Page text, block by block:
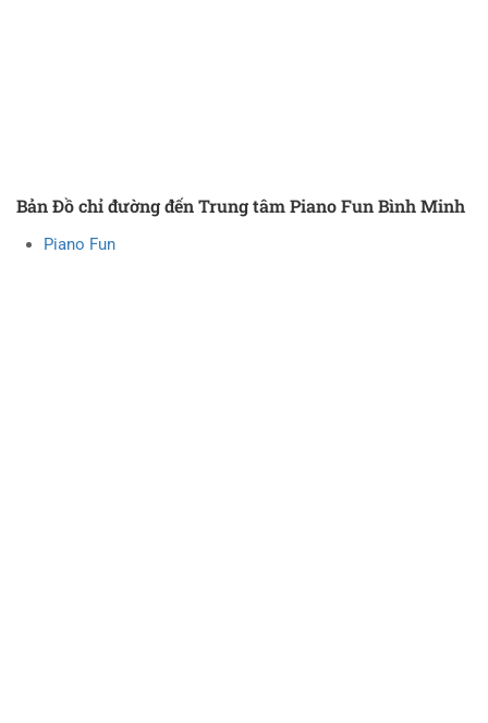
Bản Đồ chỉ đường đến Trung tâm Piano Fun Bình Minh
Piano Fun